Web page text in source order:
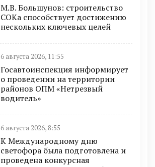
М.В. Большунов: строительство
СОКа способствует достижению
нескольких ключевых целей
6 августа 2026, 11:55
Госавтоинспекция информирует
о проведении на территории
районов ОПМ «Нетрезвый
водитель»
6 августа 2026, 8:55
К Международному дню
светофора была подготовлена и
проведена конкурсная